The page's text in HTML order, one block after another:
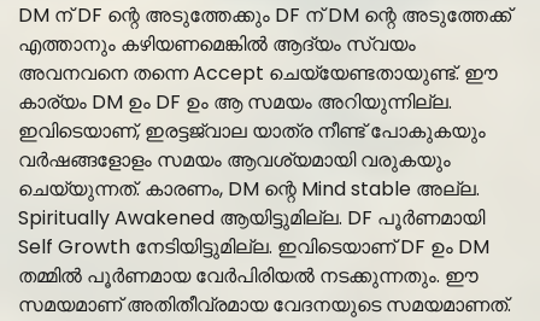
DM ന് DF ന്റെ അടുത്തേക്കും DF ന് DM ന്റെ അടുത്തേക്ക്
എത്താനും കഴിയണമെങ്കിൽ ആദ്യം സ്വയം
അവനവനെ തന്നെ Accept ചെയ്യേണ്ടതായുണ്ട്. ഈ
കാര്യം DM ഉം DF ഉം ആ സമയം അറിയുന്നില്ല.
ഇവിടെയാണ്, ഇരട്ടജ്വാല യാത്ര നീണ്ട് പോകുകയും
വർഷങ്ങളോളം സമയം ആവശ്യമായി വരുകയും
ചെയ്യുന്നത്. കാരണം, DM ന്റെ Mind stable അല്ല.
Spiritually Awakened ആയിട്ടുമില്ല. DF പൂർണമായി
Self Growth നേടിയിട്ടുമില്ല. ഇവിടെയാണ് DF ഉം DM
തമ്മിൽ പൂർണമായ വേർപിരിയൽ നടക്കുന്നതും. ഈ
സമയമാണ് അതിതീവ്രമായ വേദനയുടെ സമയമാണത്.